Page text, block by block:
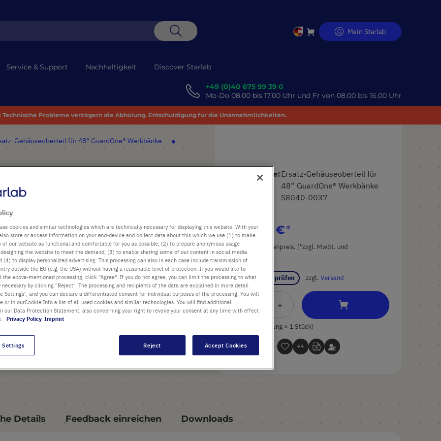
Direkt
Mein Starlab
Service & Support Nachhaltigkeit Discover Starlab
+49 (0)40 675 99 39 0
Mo-Do 08.00 bis 17.00 Uhr und Fr von 08.00 bis 16.00 Uhr
Technische Probleme verzögern die Abholung. Entschuldigung für die Unannehmlichkeiten.
Gehäuseoberteil für 48“ GuardOne® Werkbänke
für 48“ GuardOne®
PRODUKT HIGHLIGHTS
Produktname Ersatz-Gehäuseoberteil für
48“ GuardOne® Werkbänke
S8040-0037
5.139,27 €
Preis ist der Listenpreis. [*zzgl. MwSt. und
Versandkosten]
Verfügbarkeit prüfen zzgl.Versand
+
1 Stück (1 Packung × 1 Stück)
Details Feedback einreichen Downloads
cookies and similar technologies which are technically necessary for displaying this website. With your
store or access information on your end-device and collect data about this which we use (1) to make
of our website as functional and comfortable for you as possible, (2) to prepare anonymous usage
the website to meet the demand, (3) to enable sharing some of our content in social media
(4) to display personalized advertising. This processing can also in each case include transmission of
outside the EU (e.g. the USA) without having a reasonable level of protection. If you would like to
the above-mentioned processing, click "Agree". If you do not agree, you can limit the processing to what
by clicking "Reject". The processing and recipients of the data are explained in more detail
Settings", and you can declare a differentiated consent for individual purposes of the processing. You will
or in ourCookie Info a list of all used cookies and similar technologies. You will find additional
our Data Protection Statement, also concerning your right to revoke your consent at any time with effect
Privacy Policy Imprint
Settings Reject Accept Cookies